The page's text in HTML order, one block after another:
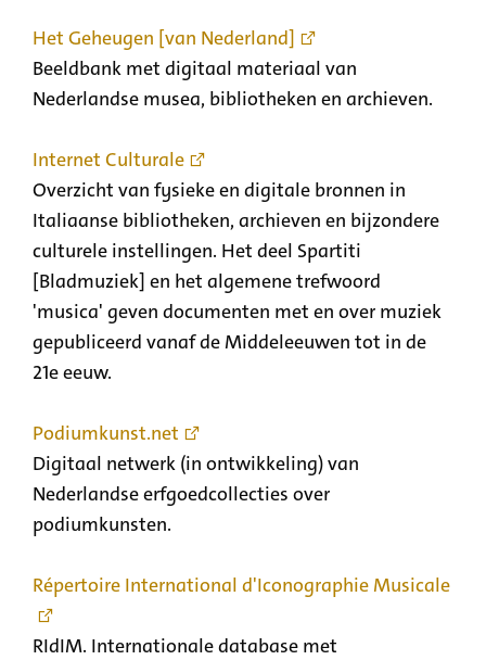
Het Geheugen [van Nederland]
Beeldbank met digitaal materiaal van
Nederlandse musea, bibliotheken en archieven.
Internet Culturale
Overzicht van fysieke en digitale bronnen in
Italiaanse bibliotheken, archieven en bijzondere
culturele instellingen. Het deel Spartiti
[Bladmuziek] en het algemene trefwoord
'musica' geven documenten met en over muziek
gepubliceerd vanaf de Middeleeuwen tot in de
21e eeuw.
Podiumkunst.net
Digitaal netwerk (in ontwikkeling) van
Nederlandse erfgoedcollecties over
podiumkunsten.
Répertoire International d'Iconographie Musicale
RIdIM. Internationale database met